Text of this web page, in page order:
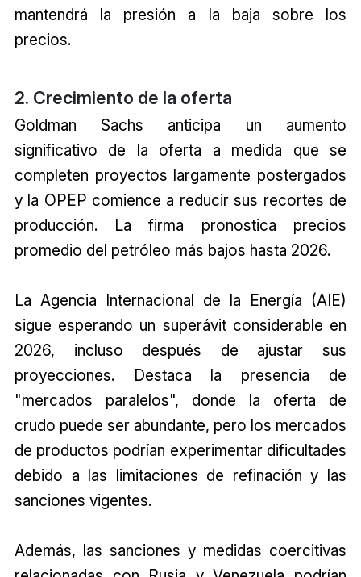
mantendrá la presión a la baja sobre los
precios.
2. Crecimiento de la oferta
Goldman Sachs anticipa un aumento
significativo de la oferta a medida que se
completen proyectos largamente postergados
y la OPEP comience a reducir sus recortes de
producción. La firma pronostica precios
promedio del petróleo más bajos hasta 2026.
La Agencia Internacional de la Energía (AIE)
sigue esperando un superávit considerable en
2026, incluso después de ajustar sus
proyecciones. Destaca la presencia de
"mercados paralelos", donde la oferta de
crudo puede ser abundante, pero los mercados
de productos podrían experimentar dificultades
debido a las limitaciones de refinación y las
sanciones vigentes.
Además, las sanciones y medidas coercitivas